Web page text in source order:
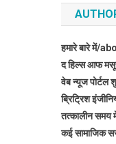
हमारे बारे में/
द हिल्स आफ
वेब न्यूज पोर्टल
ब्रिट्रिश
तत्कालीन समय
कई सामाजिक